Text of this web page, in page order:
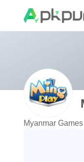
Myanmar Games